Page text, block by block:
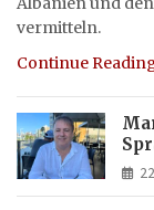
vermitteln.
Continue